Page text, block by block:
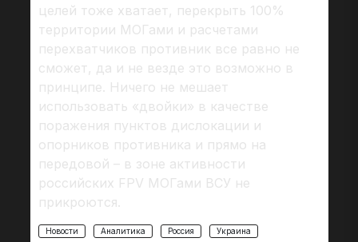
целей тоже хватает, перекрыть 100%
территории МОГами и расчетами
перехватчиков противник все равно не
сможет, да и не везде это возможно в
принципе. Ничего не мешает
использовать «двойки» в качестве
поражения пунктов дислокации и
опорников противника и прямо на
передовой – в зоне активности
российских FPV МОГами ВСУ не
прикроются.
Новости Аналитика Россия Украина